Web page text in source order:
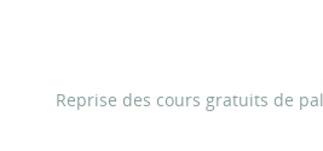
Reprise des cours gratuits de